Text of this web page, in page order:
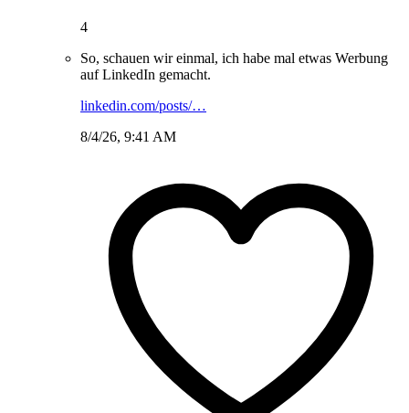
4
So, schauen wir einmal, ich habe mal etwas Werbung
auf LinkedIn gemacht.
linkedin.com/posts/…
8/4/26, 9:41 AM